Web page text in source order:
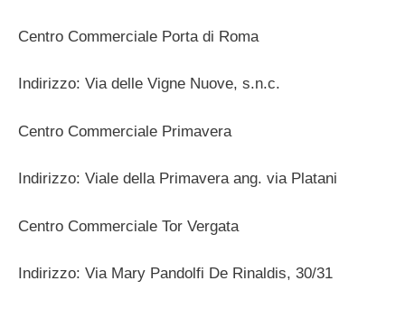
Centro Commerciale Porta di Roma
Indirizzo: Via delle Vigne Nuove, s.n.c.
Centro Commerciale Primavera
Indirizzo: Viale della Primavera ang. via Platani
Centro Commerciale Tor Vergata
Indirizzo: Via Mary Pandolfi De Rinaldis, 30/31